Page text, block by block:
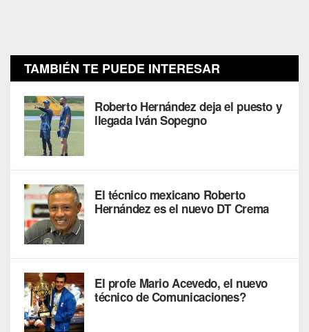
TAMBIÉN TE PUEDE INTERESAR
Roberto Hernández deja el puesto y
llegada Iván Sopegno
El técnico mexicano Roberto
Hernández es el nuevo DT Crema
El profe Mario Acevedo, el nuevo
técnico de Comunicaciones?